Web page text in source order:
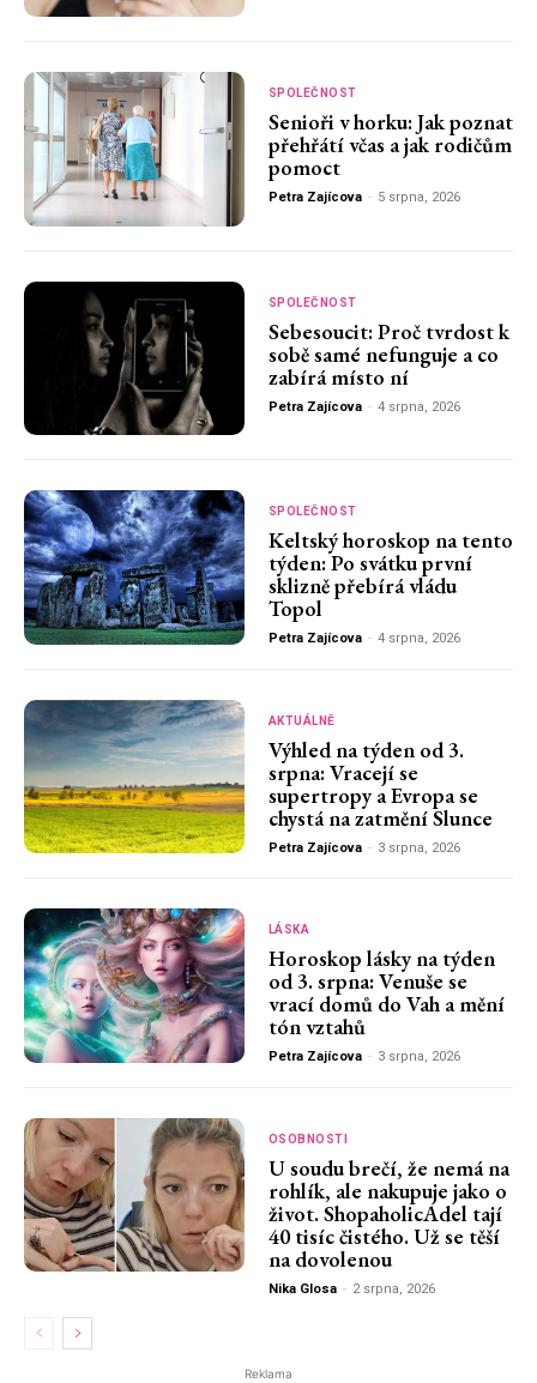
SPOLEČNOST
Senioři v horku: Jak poznat
přehřátí včas a jak rodičům
pomoct
Petra Zajícova - 5 srpna, 2026
SPOLEČNOST
Sebesoucit: Proč tvrdost k
sobě samé nefunguje a co
zabírá místo ní
Petra Zajícova - 4 srpna, 2026
SPOLEČNOST
Keltský horoskop na tento
týden: Po svátku první
sklizně přebírá vládu
Topol
Petra Zajícova - 4 srpna, 2026
AKTUÁLNĚ
Výhled na týden od 3.
srpna: Vracejí se
supertropy a Evropa se
chystá na zatmění Slunce
Petra Zajícova - 3 srpna, 2026
LÁSKA
Horoskop lásky na týden
od 3. srpna: Venuše se
vrací domů do Vah a mění
tón vztahů
Petra Zajícova - 3 srpna, 2026
OSOBNOSTI
U soudu brečí, že nemá na
rohlík, ale nakupuje jako o
život. ShopaholicAdel tají
40 tisíc čistého. Už se těší
na dovolenou
Nika Glosa - 2 srpna, 2026
Reklama